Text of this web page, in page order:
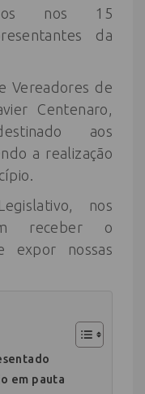
nos 15
da
Vereadores de
Centenaro,
aos
a realização
nos
receber o
expor nossas
em pauta